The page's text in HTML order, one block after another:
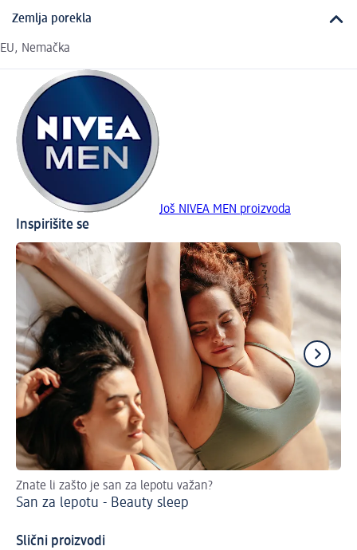
Zemlja porekla
EU, Nemačka
Još NIVEA MEN proizvoda
Inspirišite se
Znate li zašto je san za lepotu važan?
San za lepotu - Beauty sleep
Slični proizvodi